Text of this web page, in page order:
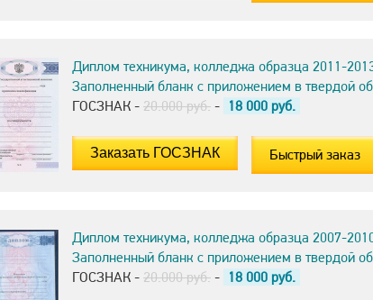
Диплом техникума, колледжа образца 2011-
Заполненный бланк с приложением в твердой
ГОСЗНАК - 20.000 руб. - 18 000 руб.
Быстрый заказ
Диплом техникума, колледжа образца 2007-
Заполненный бланк с приложением в твердой
ГОСЗНАК - 20.000 руб. - 18 000 руб.